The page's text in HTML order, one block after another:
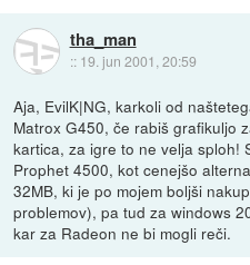
tha_man
:: 19. jun 2001, 20:59
Aja, EvilK|NG, karkoli od
Matrox G450, če rabiš grafikuljo
kartica, za igre to ne velja sploh!
Prophet 4500, kot cenejšo
32MB, ki je po mojem boljši
problemov), pa tud za windows
kar za Radeon ne bi mogli reči.